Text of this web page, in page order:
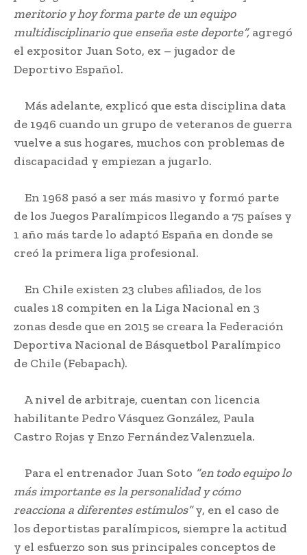
meritorio y hoy forma parte de un equipo
multidisciplinario que enseña este deporte”, agregó
el expositor Juan Soto, ex – jugador de
Deportivo Español.
Más adelante, explicó que esta disciplina data
de 1946 cuando un grupo de veteranos de guerra
vuelve a sus hogares, muchos con problemas de
discapacidad y empiezan a jugarlo.
En 1968 pasó a ser más masivo y formó parte
de los Juegos Paralímpicos llegando a 75 países y
1 año más tarde lo adaptó España en donde se
creó la primera liga profesional.
En Chile existen 23 clubes afiliados, de los
cuales 18 compiten en la Liga Nacional en 3
zonas desde que en 2015 se creara la Federación
Deportiva Nacional de Básquetbol Paralímpico
de Chile (Febapach).
A nivel de arbitraje, cuentan con licencia
habilitante Pedro Vásquez González, Paula
Castro Rojas y Enzo Fernández Valenzuela.
Para el entrenador Juan Soto “en todo equipo lo
más importante es la personalidad y cómo
reacciona a diferentes estímulos”y, en el caso de
los deportistas paralímpicos, siempre la actitud
y el esfuerzo son sus principales conceptos de